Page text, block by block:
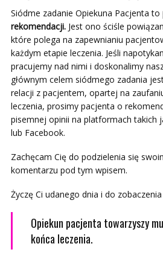
Siódme zadanie Opiekuna Pacjenta to
rekomendacji. Jest ono ściśle
które polega na zapewnianiu
każdym etapie leczenia. Jeśli
pracujemy nad nimi i doskonalimy
głównym celem siódmego zadania
relacji z pacjentem, opartej na
leczenia, prosimy pacjenta o
pisemnej opinii na platformach takich
lub Facebook.
Zachęcam Cię do podzielenia się
komentarzu pod tym wpisem.
Życzę Ci udanego dnia i do
Opiekun pacjenta towarzyszy
końca leczenia.